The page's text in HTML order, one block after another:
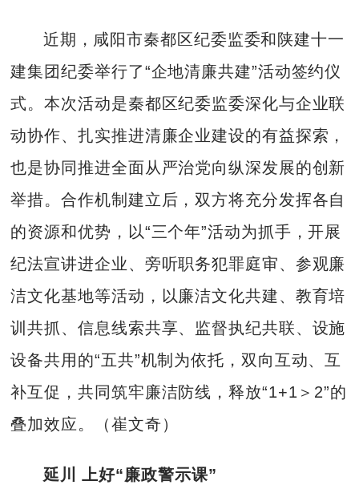
近期，咸阳市秦都区纪委监委和陕建十一
建集团纪委举行了“企地清廉共建”活动签约仪
式。本次活动是秦都区纪委监委深化与企业联
动协作、扎实推进清廉企业建设的有益探索，
也是协同推进全面从严治党向纵深发展的创新
举措。合作机制建立后，双方将充分发挥各自
的资源和优势，以“三个年”活动为抓手，开展
纪法宣讲进企业、旁听职务犯罪庭审、参观廉
洁文化基地等活动，以廉洁文化共建、教育培
训共抓、信息线索共享、监督执纪共联、设施
设备共用的“五共”机制为依托，双向互动、互
补互促，共同筑牢廉洁防线，释放“1+1＞2”的
叠加效应。（崔文奇）
延川 上好“廉政警示课”